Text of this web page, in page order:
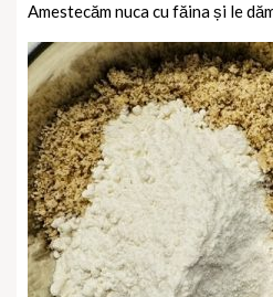
Amestecăm nuca cu făina și le